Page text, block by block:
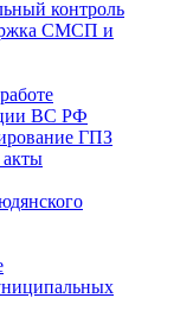
контроль
СМСП и
ВС РФ
ГПЗ